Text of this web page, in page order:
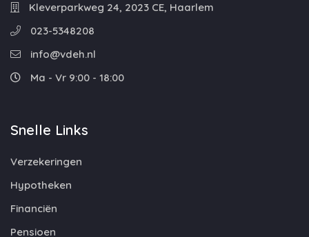
Kleverparkweg 24, 2023 CE, Haarlem
023-5348208
info@vdeh.nl
Ma - Vr 9:00 - 18:00
Snelle Links
Verzekeringen
Hypotheken
Financiën
Pensioen